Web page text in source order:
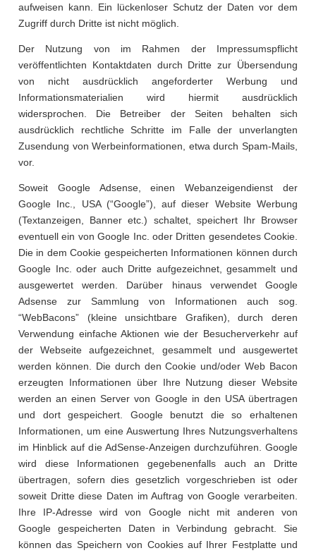
aufweisen kann. Ein lückenloser Schutz der Daten vor dem
Zugriff durch Dritte ist nicht möglich.
Der Nutzung von im Rahmen der Impressumspflicht
veröffentlichten Kontaktdaten durch Dritte zur Übersendung
von nicht ausdrücklich angeforderter Werbung und
Informationsmaterialien wird hiermit ausdrücklich
widersprochen. Die Betreiber der Seiten behalten sich
ausdrücklich rechtliche Schritte im Falle der unverlangten
Zusendung von Werbeinformationen, etwa durch Spam-Mails,
vor.
Soweit Google Adsense, einen Webanzeigendienst der
Google Inc., USA (“Google”), auf dieser Website Werbung
(Textanzeigen, Banner etc.) schaltet, speichert Ihr Browser
eventuell ein von Google Inc. oder Dritten gesendetes Cookie.
Die in dem Cookie gespeicherten Informationen können durch
Google Inc. oder auch Dritte aufgezeichnet, gesammelt und
ausgewertet werden. Darüber hinaus verwendet Google
Adsense zur Sammlung von Informationen auch sog.
“WebBacons” (kleine unsichtbare Grafiken), durch deren
Verwendung einfache Aktionen wie der Besucherverkehr auf
der Webseite aufgezeichnet, gesammelt und ausgewertet
werden können. Die durch den Cookie und/oder Web Bacon
erzeugten Informationen über Ihre Nutzung dieser Website
werden an einen Server von Google in den USA übertragen
und dort gespeichert. Google benutzt die so erhaltenen
Informationen, um eine Auswertung Ihres Nutzungsverhaltens
im Hinblick auf die AdSense-Anzeigen durchzuführen. Google
wird diese Informationen gegebenenfalls auch an Dritte
übertragen, sofern dies gesetzlich vorgeschrieben ist oder
soweit Dritte diese Daten im Auftrag von Google verarbeiten.
Ihre IP-Adresse wird von Google nicht mit anderen von
Google gespeicherten Daten in Verbindung gebracht. Sie
können das Speichern von Cookies auf Ihrer Festplatte und